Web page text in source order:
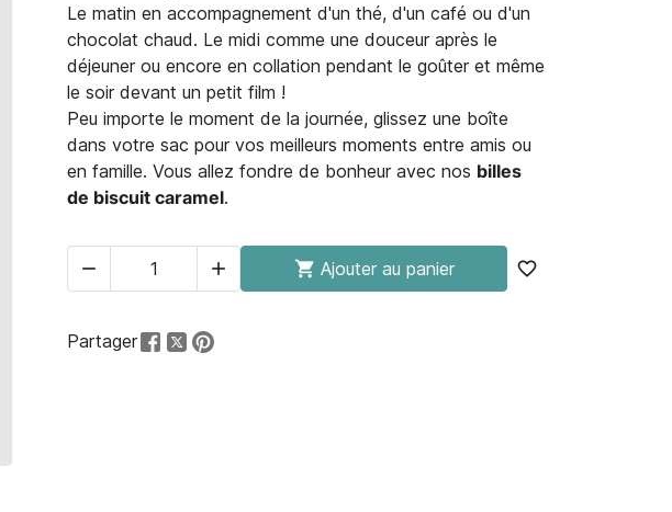
Le matin en accompagnement d'un thé, d'un café ou d'un
chocolat chaud. Le midi comme une douceur après le
déjeuner ou encore en collation pendant le goûter et même
le soir devant un petit film !
Peu importe le moment de la journée, glissez une boîte
dans votre sac pour vos meilleurs moments entre amis ou
en famille. Vous allez fondre de bonheur avec nos billes
de biscuit caramel.
   Ajouter au panier favorite_border
Partager